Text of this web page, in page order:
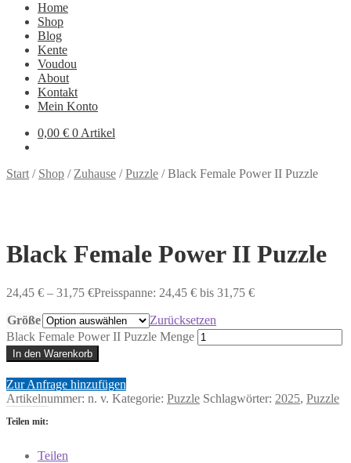
Home
Shop
Blog
Kente
Voudou
About
Kontakt
Mein Konto
0,00 € 0 Artikel
Start / Shop / Zuhause /Puzzle /Black Female Power II Puzzle
Black Female Power II Puzzle
24,45 € – 31,75 €Preisspanne: 24,45 € bis 31,75 €
Größe
Zurücksetzen
Black Female Power II Puzzle Menge
In den Warenkorb
Zur Anfrage hinzufügen
Artikelnummer: n. v. Kategorie: Puzzle Schlagwörter: 2025, Puzzle
Teilen mit:
Teilen